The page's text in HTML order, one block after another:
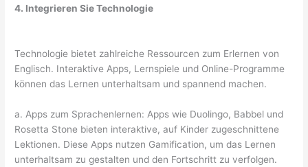
4. Integrieren Sie Technologie
Technologie bietet zahlreiche Ressourcen zum Erlernen von
Englisch. Interaktive Apps, Lernspiele und Online-Programme
können das Lernen unterhaltsam und spannend machen.
a. Apps zum Sprachenlernen: Apps wie Duolingo, Babbel und
Rosetta Stone bieten interaktive, auf Kinder zugeschnittene
Lektionen. Diese Apps nutzen Gamification, um das Lernen
unterhaltsam zu gestalten und den Fortschritt zu verfolgen.